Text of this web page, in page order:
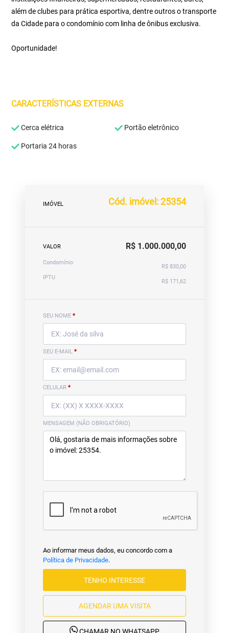
além de clubes para prática esportiva, dentre outros o transporte
da Cidade para o condomínio com linha de ônibus exclusiva.
Oportunidade!
CARACTERÍSTICAS EXTERNAS
Cerca elétrica Portão eletrônico
Portaria 24 horas
IMÓVEL Cód. imóvel: 25354
VALOR R$ 1.000.000,00
Condomínio
R$ 830,00
IPTU
R$ 171,62
SEU NOME *
SEU E-MAIL *
CELULAR *
MENSAGEM (NÃO OBRIGATÓRIO)
Ao informar meus dados, eu concordo com a
Política de Privacidade.
TENHO INTERESSE
AGENDAR UMA VISITA